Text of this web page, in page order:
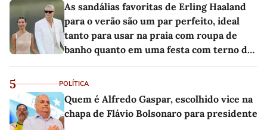
As sandálias favoritas de Erling Haaland
para o verão são um par perfeito, ideal
tanto para usar na praia com roupa de
banho quanto em uma festa com terno de
5 POLÍTICA
Quem é Alfredo Gaspar, escolhido vice na
chapa de Flávio Bolsonaro para presidente